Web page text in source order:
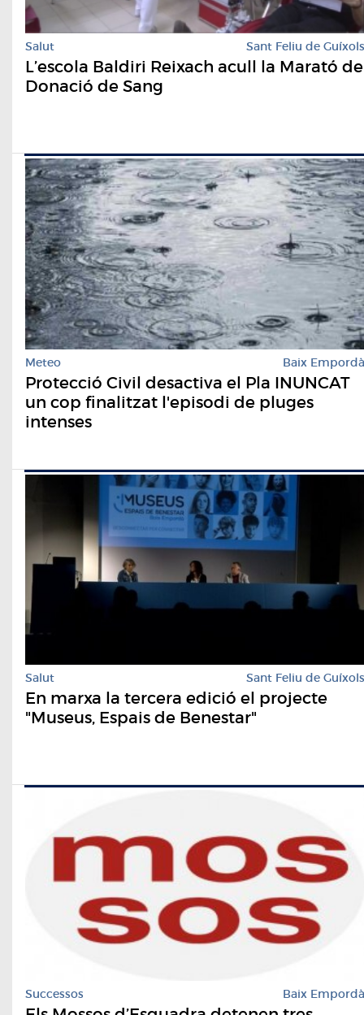
Salut Sant Feliu de Guíxols
L’escola Baldiri Reixach acull la Marató de
Donació de Sang
Meteo Baix Empordà
Protecció Civil desactiva el Pla INUNCAT
un cop finalitzat l'episodi de pluges
intenses
Salut Sant Feliu de Guíxols
En marxa la tercera edició el projecte
"Museus, Espais de Benestar"
Successos Baix Empordà